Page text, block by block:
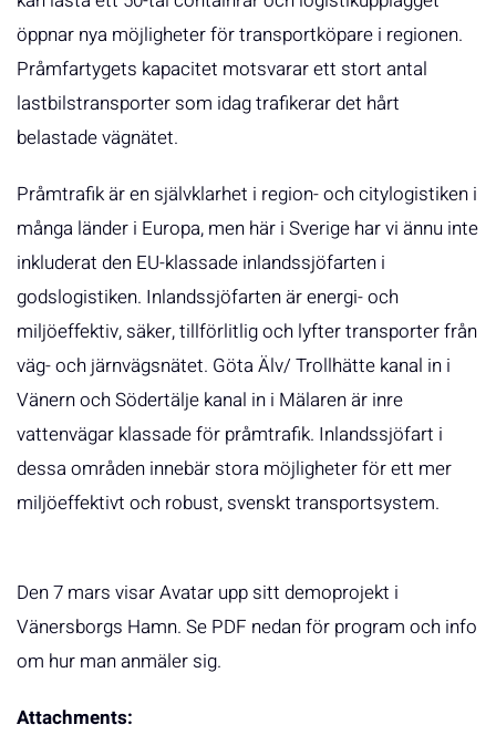
öppnar nya möjligheter för transportköpare i regionen.
Pråmfartygets kapacitet motsvarar ett stort antal
lastbilstransporter som idag trafikerar det hårt
belastade vägnätet.
Pråmtrafik är en självklarhet i region- och citylogistiken i
många länder i Europa, men här i Sverige har vi ännu inte
inkluderat den EU-klassade inlandssjöfarten i
godslogistiken. Inlandssjöfarten är energi- och
miljöeffektiv, säker, tillförlitlig och lyfter transporter från
väg- och järnvägsnätet. Göta Älv/ Trollhätte kanal in i
Vänern och Södertälje kanal in i Mälaren är inre
vattenvägar klassade för pråmtrafik. Inlandssjöfart i
dessa områden innebär stora möjligheter för ett mer
miljöeffektivt och robust, svenskt transportsystem.
Den 7 mars visar Avatar upp sitt demoprojekt i
Vänersborgs Hamn. Se PDF nedan för program och info
om hur man anmäler sig.
Attachments: